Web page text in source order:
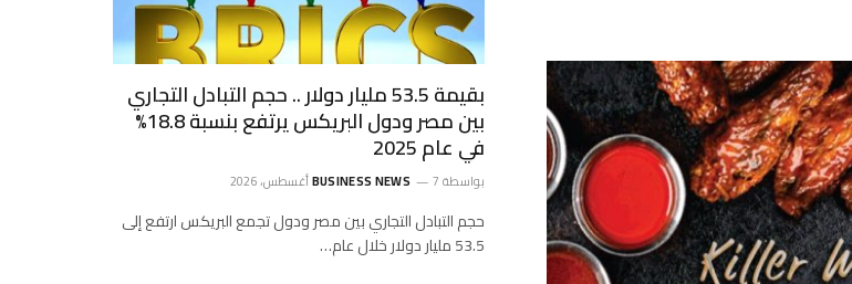
بقيمة 53.5 مليار دولار .. حجم التبادل التجاري
بين مصر ودول البريكس يرتفع بنسبة 18.8%
في عام 2025
بواسطة BUSINESS NEWS 7 أغسطس، 2026
حجم التبادل التجاري بين مصر ودول تجمع البريكس ارتفع إلى
53.5 مليار دولار خلال عام…